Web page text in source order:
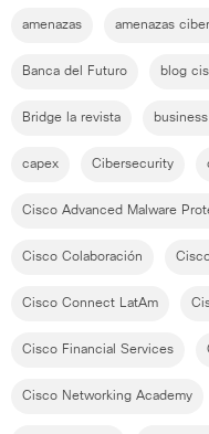
amenazas amenazas
Banca del Futuro blog
Bridge la revista
capex Cibersecurity
Cisco Advanced Malware
Cisco Colaboración
Cisco Connect LatAm
Cisco Financial Services
Cisco Networking Academy